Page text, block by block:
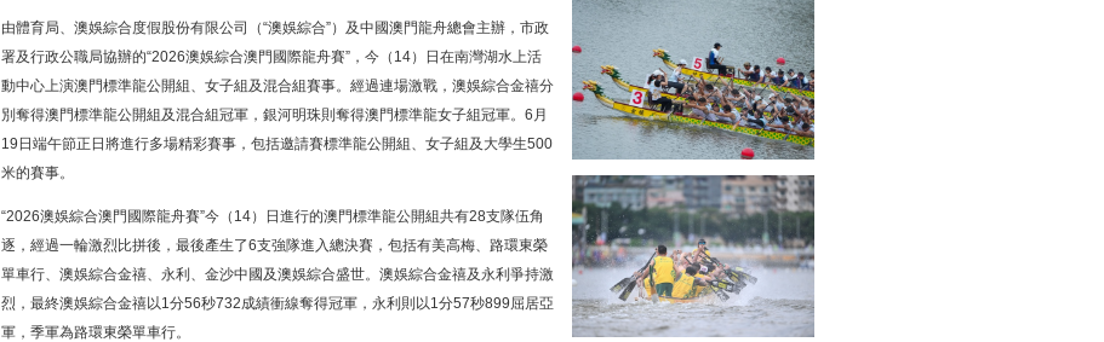
由體育局、澳娛綜合度假股份有限公司（“澳娛綜合”）及中國澳門龍舟總會主辦，市政
署及行政公職局協辦的“2026澳娛綜合澳門國際龍舟賽”，今（14）日在南灣湖水上活
動中心上演澳門標準龍公開組、女子組及混合組賽事。經過連場激戰，澳娛綜合金禧分
別奪得澳門標準龍公開組及混合組冠軍，銀河明珠則奪得澳門標準龍女子組冠軍。6月
19日端午節正日將進行多場精彩賽事，包括邀請賽標準龍公開組、女子組及大學生500
米的賽事。
“2026澳娛綜合澳門國際龍舟賽”今（14）日進行的澳門標準龍公開組共有28支隊伍角
逐，經過一輪激烈比拼後，最後產生了6支強隊進入總決賽，包括有美高梅、路環東榮
單車行、澳娛綜合金禧、永利、金沙中國及澳娛綜合盛世。澳娛綜合金禧及永利爭持激
烈，最終澳娛綜合金禧以1分56秒732成績衝線奪得冠軍，永利則以1分57秒899屈居亞
軍，季軍為路環東榮單車行。